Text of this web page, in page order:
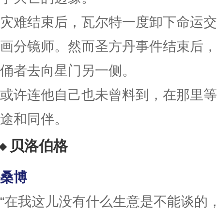
灾难结束后，瓦尔特一度卸下命运
画分镜师。然而圣方丹事件结束后
俑者去向星门另一侧。
或许连他自己也未曾料到，在那里
途和同伴。
贝洛伯格
桑博
“在我这儿没有什么生意是不能谈的